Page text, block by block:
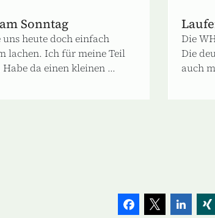
Sonntag
uns heute doch einfach
lachen. Ich für meine Teil
da einen kleinen ...
Die
Die
auch